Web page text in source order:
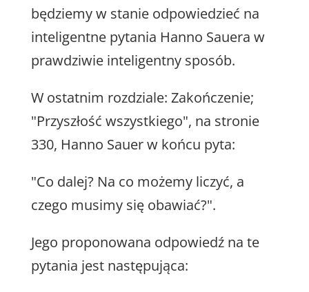
będziemy w stanie odpowiedzieć na
inteligentne pytania Hanno Sauera w
prawdziwie inteligentny sposób.
W ostatnim rozdziale: Zakończenie;
"Przyszłość wszystkiego", na stronie
330, Hanno Sauer w końcu pyta:
"Co dalej? Na co możemy liczyć, a
czego musimy się obawiać?".
Jego proponowana odpowiedź na te
pytania jest następująca: